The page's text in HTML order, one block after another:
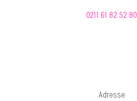
0211 61 82 52 80
Adresse